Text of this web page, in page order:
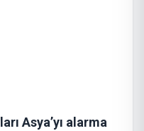
Asya’yı alarma